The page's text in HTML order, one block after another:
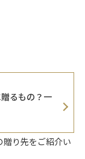
るもの？一
贈り先をご紹介い